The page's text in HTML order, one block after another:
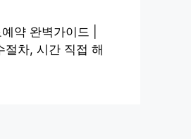
약 완벽가이드 |
절차, 시간 직접 해